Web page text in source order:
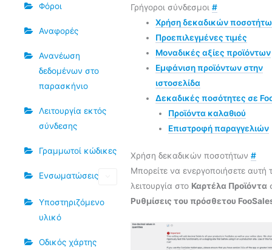
Φόροι
Αναφορές
Ανανέωση
δεδομένων στο
παρασκήνιο
Λειτουργία εκτός
σύνδεσης
Γραμμωτοί κώδικες
Ενσωματώσεις
Υποστηριζόμενο
υλικό
Οδικός χάρτης
Γρήγοροι σύνδεσμοι #
Χρήση δεκαδικών
Προεπιλεγμένες τιμές
Μοναδικές αξίες προϊόντων
Εμφάνιση προϊόντων στην
ιστοσελίδα
Δεκαδικές ποσότητες σε
Προϊόντα καλαθιού
Επιστροφή παραγγελιών
Χρήση δεκαδικών ποσοτήτων #
Μπορείτε να ενεργοποιήσετε αυτή
λειτουργία στο Καρτέλα Προϊόντα
Ρυθμίσεις του πρόσθετου